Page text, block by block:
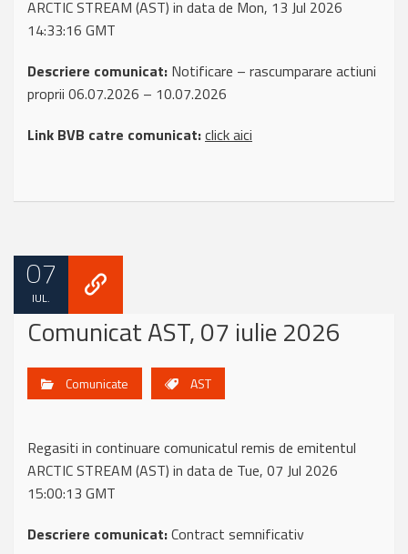
ARCTIC STREAM (AST) in data de Mon, 13 Jul 2026
14:33:16 GMT
Descriere comunicat: Notificare – rascumparare actiuni
proprii 06.07.2026 – 10.07.2026
Link BVB catre comunicat:click aici
07
IUL.
Comunicat AST, 07 iulie 2026
Comunicate AST
Regasiti in continuare comunicatul remis de emitentul
ARCTIC STREAM (AST) in data de Tue, 07 Jul 2026
15:00:13 GMT
Descriere comunicat:Contract semnificativ